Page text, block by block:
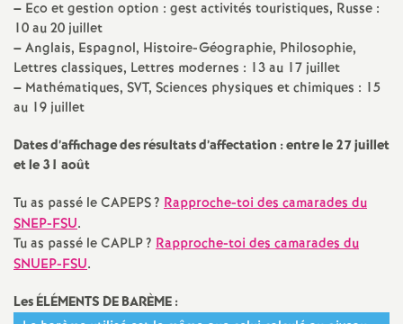
o
n
d
d
e
– Eco et gestion option : gest activités touristiques, Russe :
10 au 20 juillet
–Anglais, Espagnol, Histoire-Géographie, Philosophie,
Lettres classiques, Lettres modernes : 13 au 17 juillet
– Mathématiques, SVT, Sciences physiques et chimiques : 15
au 19 juillet
Dates d’affichage des résultats d’affectation : entre le 27 juillet
et le 31 août
Tu as passé leCAPEPS? Rapproche-toi des camarades du
SNEP-FSU.
Tu as passé leCAPLP? Rapproche-toi des camarades du
SNUEP-FSU.
Les ÉLÉMENTS DEBARÈME: